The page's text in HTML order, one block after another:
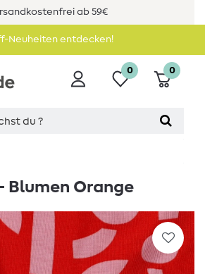
ab 59€
Neuheiten entdecken!
0 0
Blumen Orange